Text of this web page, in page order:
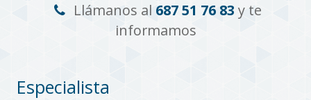
Llámanos al 687 51 76 83 y te
informamos
Especialista